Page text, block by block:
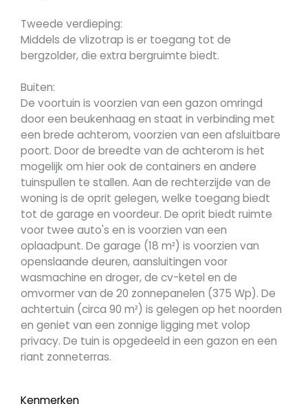
Tweede verdieping:
Middels de vlizotrap is er toegang tot de
bergzolder, die extra bergruimte biedt.
Buiten:
De voortuin is voorzien van een gazon omringd
door een beukenhaag en staat in verbinding met
een brede achterom, voorzien van een afsluitbare
poort. Door de breedte van de achterom is het
mogelijk om hier ook de containers en andere
tuinspullen te stallen. Aan de rechterzijde van de
woning is de oprit gelegen, welke toegang biedt
tot de garage en voordeur. De oprit biedt ruimte
voor twee auto's en is voorzien van een
oplaadpunt. De garage (18 m²) is voorzien van
openslaande deuren, aansluitingen voor
wasmachine en droger, de cv-ketel en de
omvormer van de 20 zonnepanelen (375 Wp). De
achtertuin (circa 90 m²) is gelegen op het noorden
en geniet van een zonnige ligging met volop
privacy. De tuin is opgedeeld in een gazon en een
riant zonneterras.
Kenmerken